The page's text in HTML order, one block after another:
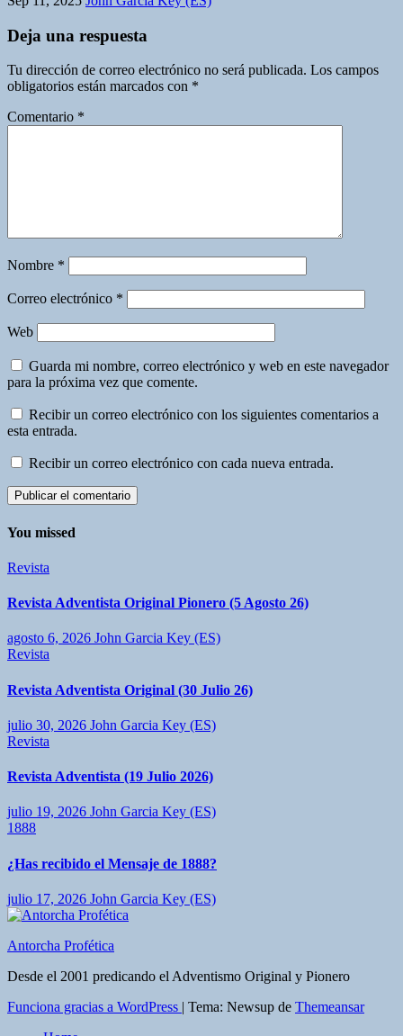
Deja una respuesta
Tu dirección de correo electrónico no será publicada. Los campos
obligatorios están marcados con *
Comentario *
Nombre *
Correo electrónico *
Web
Guarda mi nombre, correo electrónico y web en este navegador
para la próxima vez que comente.
Recibir un correo electrónico con los siguientes comentarios a
esta entrada.
Recibir un correo electrónico con cada nueva entrada.
You missed
Revista
Revista Adventista Original Pionero (5 Agosto 26)
agosto 6, 2026 John Garcia Key (ES)
Revista
Revista Adventista Original (30 Julio 26)
julio 30, 2026 John Garcia Key (ES)
Revista
Revista Adventista (19 Julio 2026)
julio 19, 2026 John Garcia Key (ES)
1888
¿Has recibido el Mensaje de 1888?
julio 17, 2026 John Garcia Key (ES)
Antorcha Profética
Desde el 2001 predicando el Adventismo Original y Pionero
Funciona gracias a WordPress | Tema: Newsup de Themeansar